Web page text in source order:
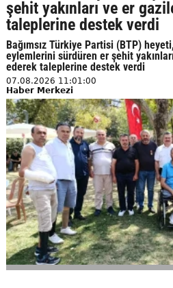
şehit yakınları ve er
taleplerine destek verdi
Bağımsız Türkiye Partisi (BTP)
eylemlerini sürdüren er şehit
ederek taleplerine destek verdi
07.08.2026 11:01:00
Haber Merkezi